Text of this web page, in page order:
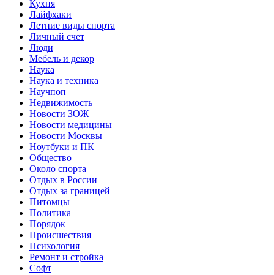
Кухня
Лайфхаки
Летние виды спорта
Личный счет
Люди
Мебель и декор
Наука
Наука и техника
Научпоп
Недвижимость
Новости ЗОЖ
Новости медицины
Новости Москвы
Ноутбуки и ПК
Общество
Около спорта
Отдых в России
Отдых за границей
Питомцы
Политика
Порядок
Происшествия
Психология
Ремонт и стройка
Софт